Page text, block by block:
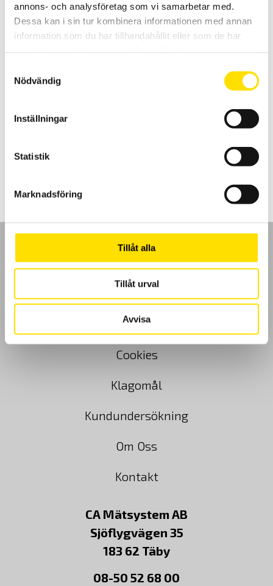
annons- och analysföretag som vi samarbetar med.
Dessa kan i sin tur kombinera informationen med annan
information som du har tillhandahållit eller som de har
Nödvändig
Inställningar
Statistik
Marknadsföring
Tillåt alla
Tillåt urval
Avvisa
Köpvillkor
Cookies
Klagomål
Kundundersökning
Om Oss
Kontakt
CA Mätsystem AB
Sjöflygvägen 35
183 62 Täby
08-50 52 68 00